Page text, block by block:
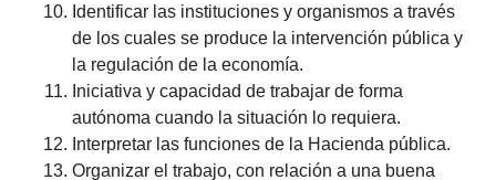
Identificar las instituciones y organismos a través
de los cuales se produce la intervención pública y
la regulación de la economía.
Iniciativa y capacidad de trabajar de forma
autónoma cuando la situación lo requiera.
Interpretar las funciones de la Hacienda pública.
Organizar el trabajo, con relación a una buena